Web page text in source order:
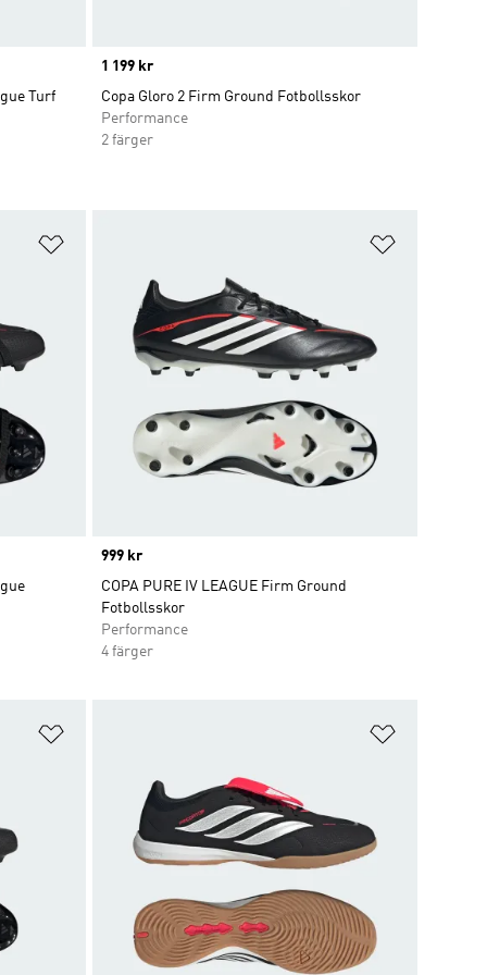
Turf
Price
1 199 kr
Copa Gloro 2 Firm Ground Fotbollsskor
Performance
2 färger
Price
999 kr
COPA PURE IV LEAGUE Firm Ground
Fotbollsskor
Performance
4 färger